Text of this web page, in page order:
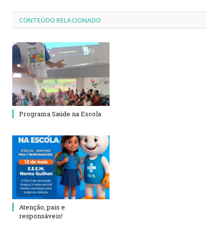
CONTEÚDO RELACIONADO
Programa Saúde na Escola
Atenção, pais e
responsáveis!